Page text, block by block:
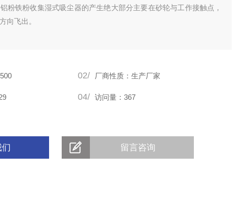
粉铁粉收集湿式吸尘器的产生绝大部分主要在砂轮与工作接触点，
向飞出。
02/ 厂商性质：生产厂家
04/ 访问量：367
留言咨询